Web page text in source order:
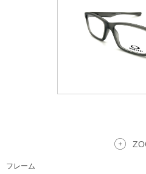
フレーム